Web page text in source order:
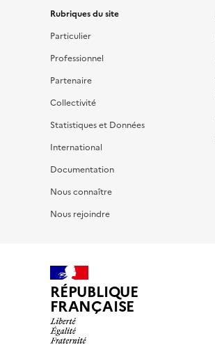
Rubriques du site
Particulier
Professionnel
Partenaire
Collectivité
Statistiques et Données
International
Documentation
Nous connaître
Nous rejoindre
RÉPUBLIQUE
FRANÇAISE